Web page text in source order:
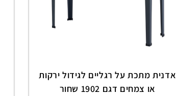
אדנית מתכת על רגליים לגידול ירקות
או צמחים דגם 1902 שחור